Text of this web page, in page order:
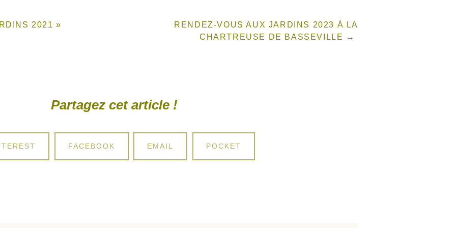
2021 »
RENDEZ-VOUS AUX JARDINS 2023 À LA
CHARTREUSE DE BASSEVILLE
Partagez cet article !
SHARE
FACEBOOK
SHARE
EMAIL
SHARE
POCKET